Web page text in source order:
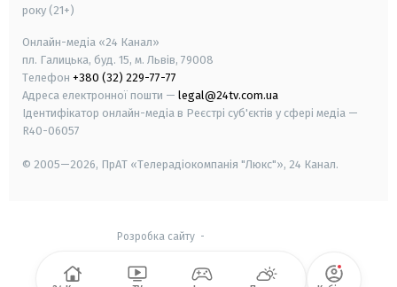
року (21+)
Онлайн-медіа «24 Канал»
пл. Галицька, буд. 15, м. Львів, 79008
Телефон +380 (32) 229-77-77
Адреса електронної пошти — legal@24tv.com.ua
Ідентифікатор онлайн-медіа в Реєстрі суб'єктів у сфері медіа —
R40-06057
© 2005—2026, ПрАТ «Телерадіокомпанія "Люкс"», 24 Канал.
Розробка сайту-